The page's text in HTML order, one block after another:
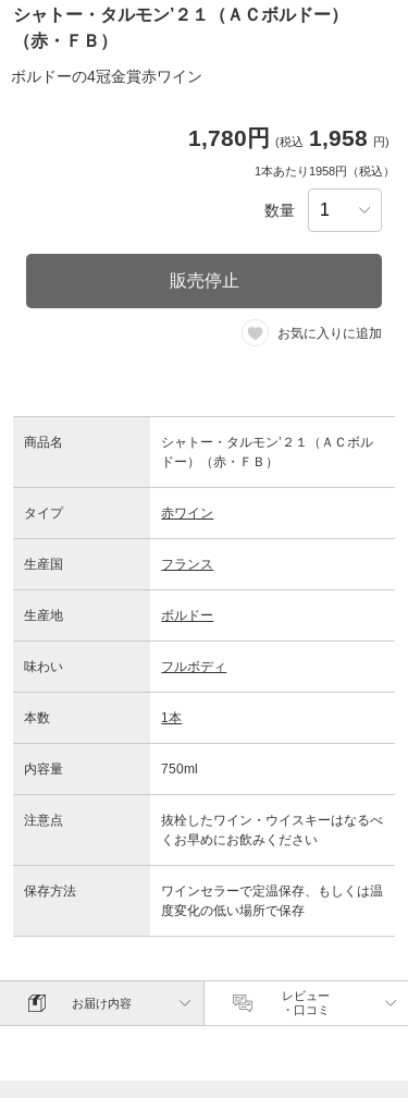
シャトー・タルモン’２１（ＡＣボルドー）
（赤・ＦＢ）
ボルドーの4冠金賞赤ワイン
1,780円 (税込 1,958 円)
1本あたり1958円（税込）
数量
販売停止
お気に入りに追加
商品名
シャトー・タルモン’２１（ＡＣボル
ドー）（赤・ＦＢ）
タイプ 赤ワイン
生産国 フランス
生産地 ボルドー
味わい フルボディ
本数 1本
内容量 750ml
注意点
抜栓したワイン・ウイスキーはなるべ
くお早めにお飲みください
保存方法
ワインセラーで定温保存、もしくは温
度変化の低い場所で保存
お届け内容
レビュー
・口コミ